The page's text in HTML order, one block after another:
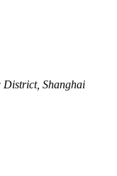
District, Shanghai